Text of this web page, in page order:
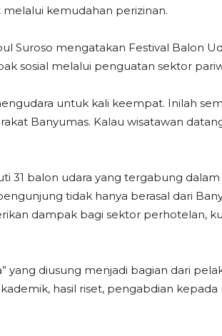
kemudahan perizinan.
Suroso mengatakan Festival Balon
sosial melalui penguatan sektor
untuk kali keempat. Inilah
Banyumas. Kalau wisatawan
31 balon udara yang tergabung
tidak hanya berasal dari
dampak bagi sektor perhotelan,
yang diusung menjadi bagian dari
hasil riset, pengabdian